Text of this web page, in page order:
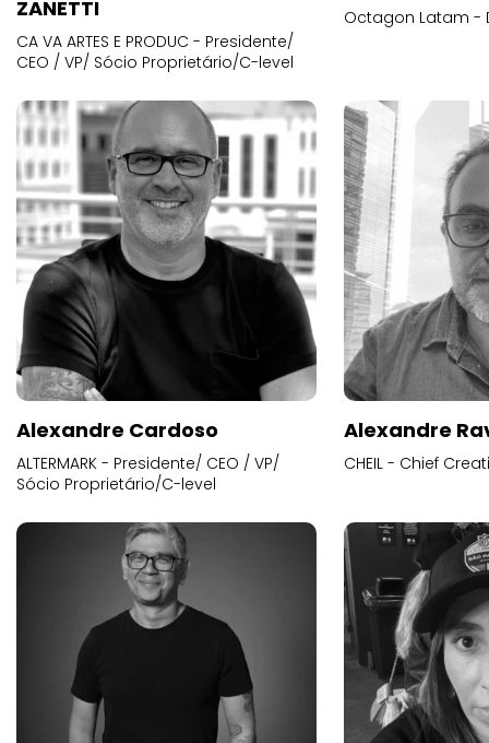
ZANETTI
CA VA ARTES E PRODUC - Presidente/
CEO / VP/ Sócio Proprietário/C-level
Octagon Latam -
Alexandre Cardoso
ALTERMARK - Presidente/ CEO / VP/
Sócio Proprietário/C-level
Alexandre
CHEIL - Chief